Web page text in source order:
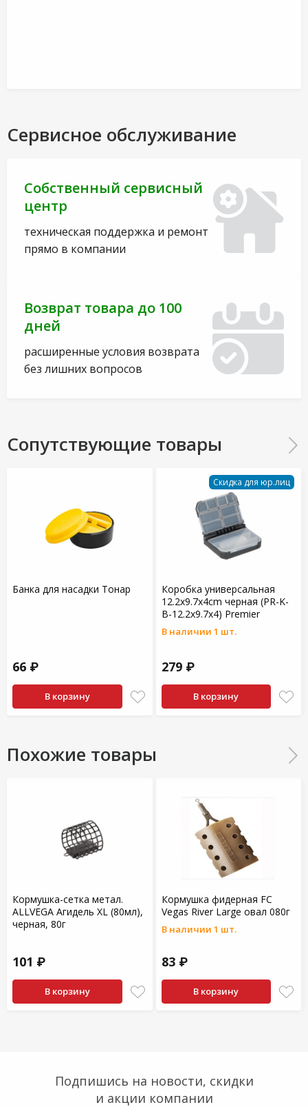
Сервисное обслуживание
Собственный сервисный
центр
техническая поддержка и ремонт
прямо в компании
Возврат товара до 100
дней
расширенные условия возврата
без лишних вопросов
Сопутствующие товары
Банка для насадки Тонар
66 ₽
В корзину
Скидка для юр.лиц
Коробка универсальная
12.2x9.7x4cm черная (PR-K-
B-12.2x9.7x4) Premier
В наличии 1 шт.
279 ₽
В корзину
Похожие товары
Кормушка-сетка метал.
ALLVEGA Агидель XL (80мл),
черная, 80г
101 ₽
В корзину
Кормушка фидерная FC
Vegas River Large овал 080г
В наличии 1 шт.
83 ₽
В корзину
Подпишись на новости, скидки
и акции компании